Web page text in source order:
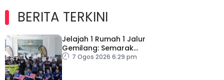
BERITA TERKINI
Jelajah 1 Rumah 1 Jalur
Gemilang: Semarak
semangat patriotisme
7 Ogos 2026 6:29 pm